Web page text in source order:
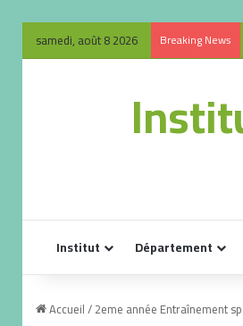
samedi, août 8 2026 Breaking News
Institut Département
Accueil/2eme année Entraînement